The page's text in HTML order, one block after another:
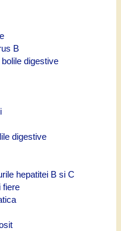
B
digestive
digestive
hepatitei B si C
fiere